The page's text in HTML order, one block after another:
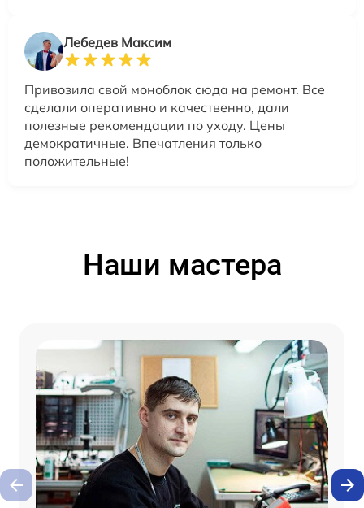
Лебедев Максим
Привозила свой моноблок сюда на ремонт. Все
сделали оперативно и качественно, дали
полезные рекомендации по уходу. Цены
демократичные. Впечатления только
положительные!
Наши мастера